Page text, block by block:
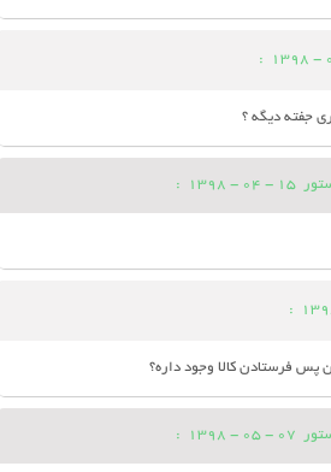
:
جفته دیگه ؟
15 - 04 - 1398
:
:
پس فرستادن کالا وجود داره؟
07 - 05 - 1398
: